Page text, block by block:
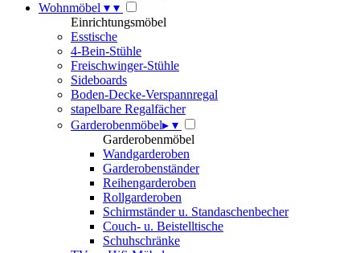
Wohnmöbel ▾ ▾
Einrichtungsmöbel
Esstische
4-Bein-Stühle
Freischwinger-Stühle
Sideboards
Boden-Decke-Verspannregal
stapelbare Regalfächer
Garderobenmöbel▸ ▾
Garderobenmöbel
Wandgarderoben
Garderobenständer
Reihengarderoben
Rollgarderoben
Schirmständer u. Standaschenbecher
Couch- u. Beistelltische
Schuhschränke